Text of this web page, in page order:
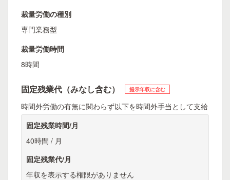
裁量労働の種別
専門業務型
裁量労働時間
8時間
固定残業代（みなし含む） 提示年収に含む
時間外労働の有無に関わらず以下を時間外手当として支給
固定残業時間/月
40時間 / 月
固定残業代/月
年収を表示する権限がありません